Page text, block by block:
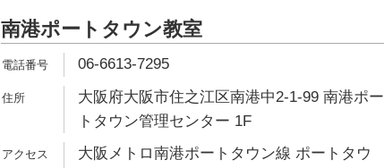
南港ポートタウン教室
06-6613-7295
大阪府大阪市住之江区南港中2-1-99 南港ポー
トタウン管理センター 1F
大阪メトロ南港ポートタウン線 ポートタウ